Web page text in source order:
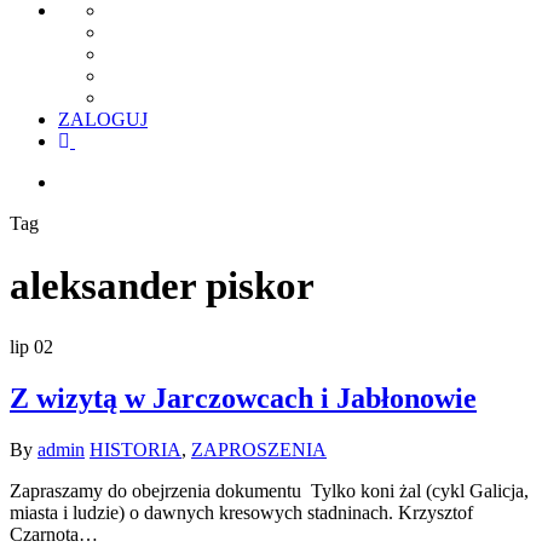
ZALOGUJ
facebook
Tag
aleksander piskor
lip 02
Z wizytą w Jarczowcach i Jabłonowie
By admin HISTORIA, ZAPROSZENIA
Zapraszamy do obejrzenia dokumentu Tylko koni żal (cykl Galicja,
miasta i ludzie) o dawnych kresowych stadninach. Krzysztof
Czarnota…